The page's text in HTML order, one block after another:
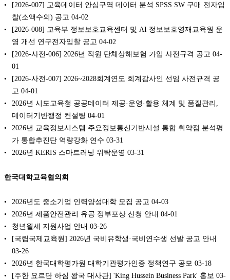
[2026-007] 교육데이터 안심구역 데이터 분석 SPSS SW 구매 전자입
찰(소액수의) 공고 04-02
[2026-008] 교육부 정보보호교육센터 및 AI 정보보호영재교육원 운
영 개선 연구전자입찰 공고 04-02
[2026-사전-006] 2026년 직원 단체상해보험 가입 사전규격 공고 04-
01
[2026-사전-007] 2026~2028회계연도 회계감사인 선임 사전규격 공
고 04-01
2026년 시도교육청 공공데이터 제공·운영·활용 체계 및 품질관리,
데이터기반행정 컨설팅 04-01
2026년 교육정보시스템 주요정보통신기반시설 통합 취약점 분석평
가 통합추진단 역량강화 연수 03-31
2026년 KERIS 스마트러닝 위탁운영 03-31
한국대학교육협의회
2026년도 중소기업 인력양성대학 모집 공고 04-03
2026년 제품안전관리 유공 정부포상 신청 안내 04-01
청년월세 지원사업 안내 03-26
[국립국제교육원] 2026년 국비유학생·국비연수생 선발 공고 안내
03-26
2026년 한국대학평가원 대학기관평가인증 정책연구 공모 03-18
[주한 요르단 하심 왕국 대사관] 'King Hussein Business Park' 홍보 03-